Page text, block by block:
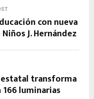
con nueva
J. Hernández
transforma
luminarias